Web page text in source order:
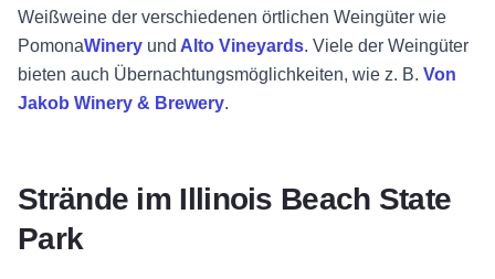
Weißweine der verschiedenen örtlichen Weingüter wie
PomonaWinery und Alto Vineyards. Viele der Weingüter
bieten auch Übernachtungsmöglichkeiten, wie z. B. Von
Jakob Winery & Brewery.
Strände im Illinois Beach State
Park